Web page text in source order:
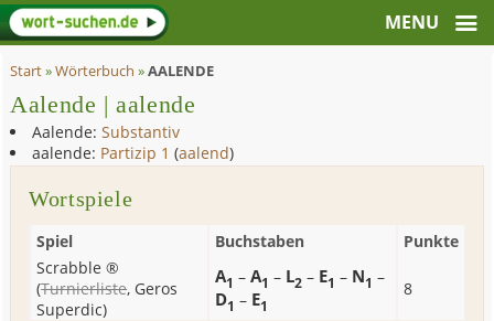
Start»Wörterbuch »AALENDE
Aalende | aalende
Aalende: Substantiv
aalende: Partizip 1 (aalend)
Wortspiele
Spiel Buchstaben
Punkte
Scrabble ®
(Turnierliste, Geros
Superdic)
A1 –A1 – L2 – E1 – N1 –
D1 – E1
8